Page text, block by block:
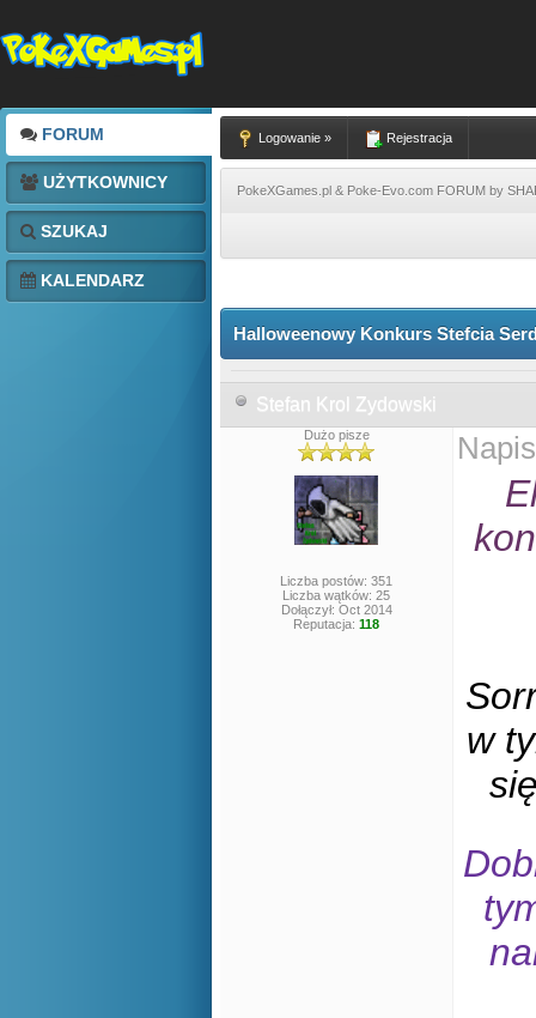
FORUM
UŻYTKOWNICY
SZUKAJ
KALENDARZ
Logowanie » Rejestracja
PokeXGames.pl & Poke-Evo.com FORUM by
Halloweenowy Konkurs Stefcia
Stefan Krol Zydowski
Dużo pisze
Liczba postów: 351
Liczba wątków: 25
Dołączył: Oct 2014
Reputacja: 118
w